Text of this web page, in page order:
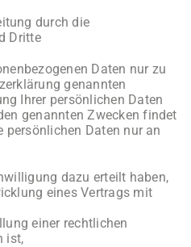
durch die
Dritte
Daten nur zu
genannten
Ihrer persönlichen Daten
genannten Zwecken findet
persönlichen Daten nur an
dazu erteilt haben,
eines Vertrags mit
einer rechtlichen
ist,